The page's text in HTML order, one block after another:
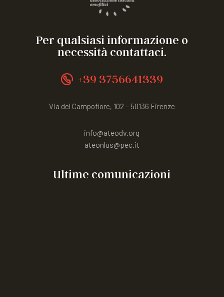
Per qualsiasi informazione o
necessità contattaci.
+39 3756641339
Via del Campofiore, 102 – 50136 Firenze
info@ateodv.org
ateonlus@pec.it
Ultime comunicazioni